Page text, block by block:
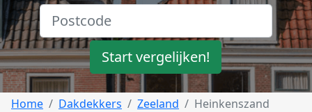
Start vergelijken!
Home Dakdekkers Zeeland Heinkenszand